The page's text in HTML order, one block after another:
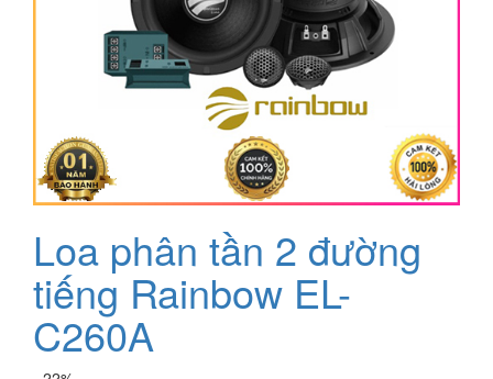
Loa phân tần 2 đường
tiếng Rainbow EL-
C260A